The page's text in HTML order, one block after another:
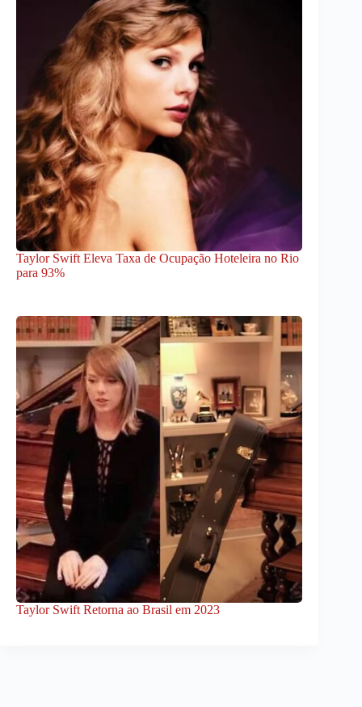
Taylor Swift Eleva Taxa de Ocupação Hoteleira no Rio
para 93%
Taylor Swift Retorna ao Brasil em 2023